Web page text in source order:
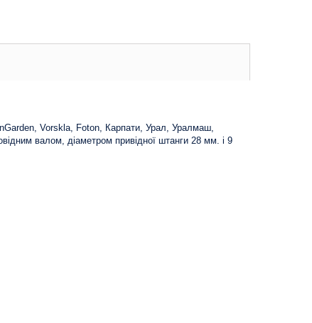
Vorskla, Foton, Карпати, Урал, Уралмаш,
валом, діаметром привідної штанги 28 мм. і 9